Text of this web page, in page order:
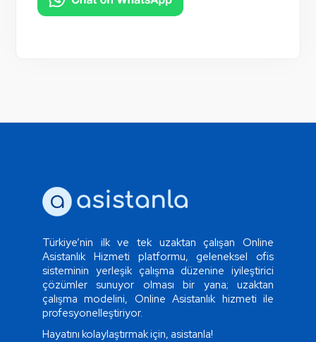
Türkiye’nin ilk ve tek uzaktan çalışan Online
Asistanlık Hizmeti platformu, geleneksel ofis
sisteminin yerleşik çalışma düzenine iyileştirici
çözümler sunuyor olması bir yana; uzaktan
çalışma modelini, Online Asistanlık hizmeti ile
profesyonelleştiriyor.
Hayatını kolaylaştırmak için, asistanla!